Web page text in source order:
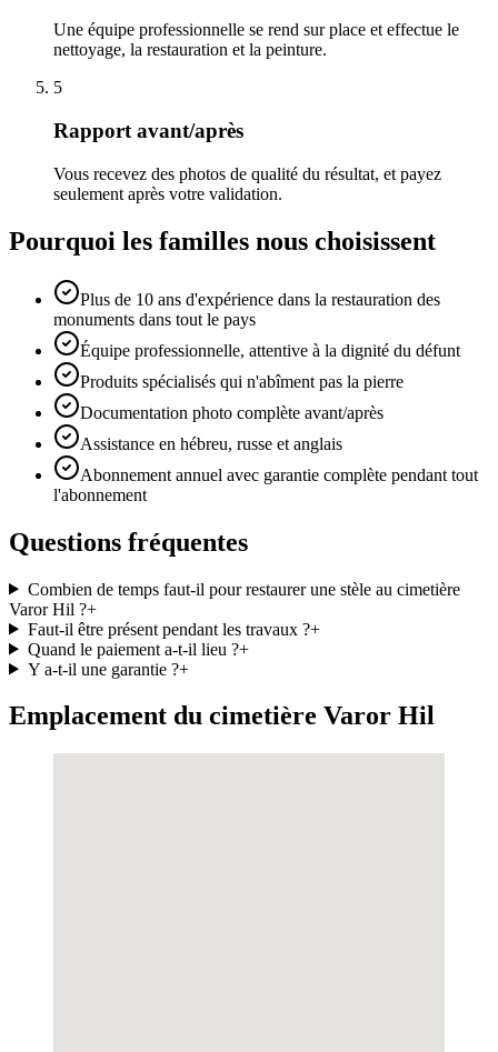
Une équipe professionnelle se rend sur place et effectue le
nettoyage, la restauration et la peinture.
5
Rapport avant/après
Vous recevez des photos de qualité du résultat, et payez
seulement après votre validation.
Pourquoi les familles nous choisissent
Plus de 10 ans d'expérience dans la restauration des
monuments dans tout le pays
Équipe professionnelle, attentive à la dignité du défunt
Produits spécialisés qui n'abîment pas la pierre
Documentation photo complète avant/après
Assistance en hébreu, russe et anglais
Abonnement annuel avec garantie complète pendant tout
l'abonnement
Questions fréquentes
Combien de temps faut-il pour restaurer une stèle au cimetière
Varor Hil ?+
Faut-il être présent pendant les travaux ?+
Quand le paiement a-t-il lieu ?+
Y a-t-il une garantie ?+
Emplacement du cimetière Varor Hil